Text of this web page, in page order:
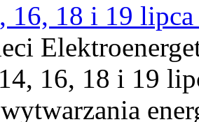
16, 18 i 19
16, 18 i 19